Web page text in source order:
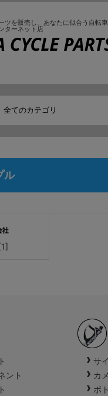
を販売し、 あなたに似合う自転
ターネット店
ル
ント
サ
カ
ボ